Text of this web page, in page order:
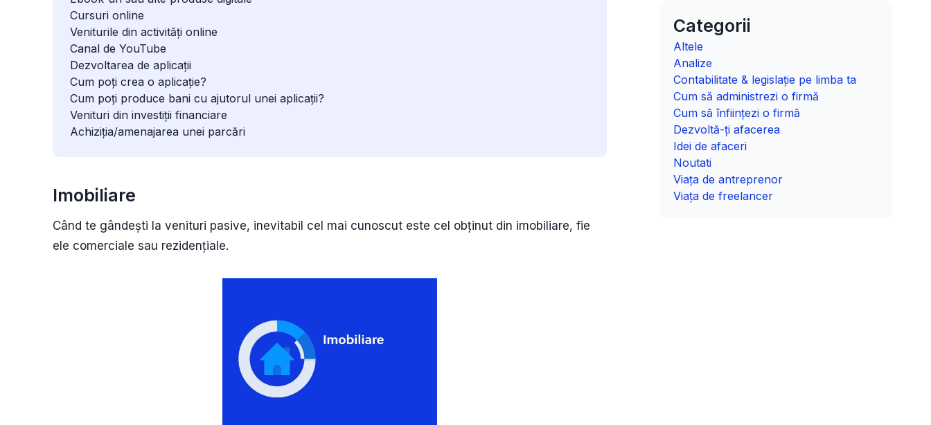
Cursuri online
Veniturile din activități online
Canal de YouTube
Dezvoltarea de aplicații
Cum poți crea o aplicație?
Cum poți produce bani cu ajutorul unei aplicații?
Venituri din investiții financiare
Achiziția/amenajarea unei parcări
Imobiliare
Când te gândești la venituri pasive, inevitabil cel mai cunoscut este cel obținut din imobiliare, fie
ele comerciale sau rezidențiale.
Categorii
Altele
Analize
Contabilitate & legislație pe limba ta
Cum să administrezi o firmă
Cum să înființezi o firmă
Dezvoltă-ți afacerea
Idei de afaceri
Noutati
Viața de antreprenor
Viața de freelancer